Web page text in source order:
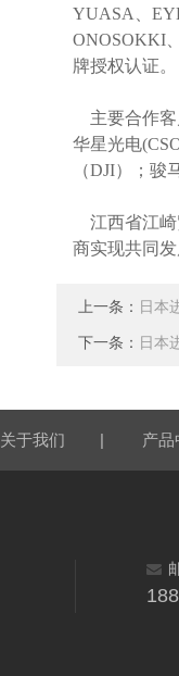
YUASA、
ONOSOKKI
牌授权认证。
主要合作
华星光电
（DJI）；
江西省江
商实现共同
上一条： 日本
下一条： 日本
关于我们 | 产品